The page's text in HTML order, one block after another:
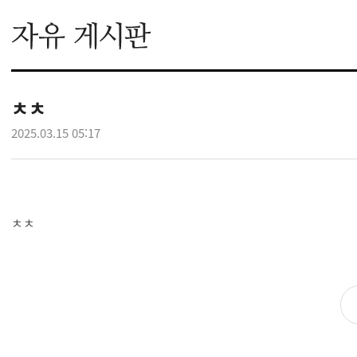
ㅊㅊ
2025.03.15 05:17
ㅊㅊ